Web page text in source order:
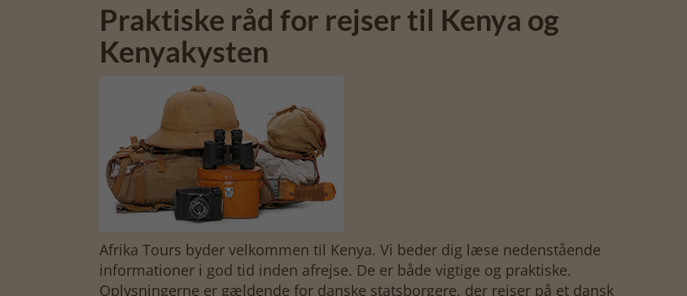
Praktiske råd for rejser til Kenya og
Kenyakysten
Afrika Tours byder velkommen til Kenya. Vi beder dig læse nedenstående
informationer i god tid inden afrejse. De er både vigtige og praktiske.
Oplysningerne er gældende for danske statsborgere, der rejser på et dansk